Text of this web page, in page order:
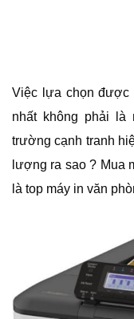
Việc lựa chọn được
nhất không phải là
trường cạnh tranh
lượng ra sao ? Mua
là top máy in văn